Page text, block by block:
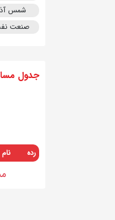
شمس
صنعت
جدول
رده